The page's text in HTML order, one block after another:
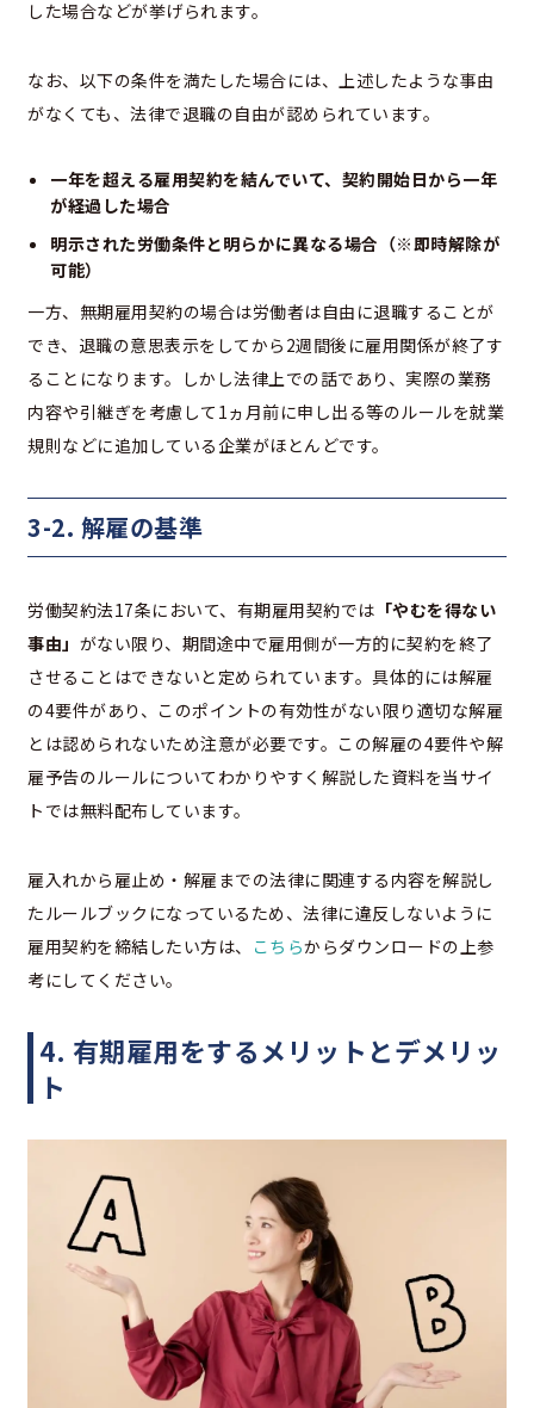
した場合などが挙げられます。
なお、以下の条件を満たした場合には、上述したような事由
がなくても、法律で退職の自由が認められています。
一年を超える雇用契約を結んでいて、契約開始日から一年
が経過した場合
明示された労働条件と明らかに異なる場合（※即時解除が
可能）
一方、無期雇用契約の場合は労働者は自由に退職することが
でき、退職の意思表示をしてから2週間後に雇用関係が終了す
ることになります。しかし法律上での話であり、実際の業務
内容や引継ぎを考慮して1ヵ月前に申し出る等のルールを就業
規則などに追加している企業がほとんどです。
3-2. 解雇の基準
労働契約法17条において、有期雇用契約では 「やむを得ない
事由」 がない限り、期間途中で雇用側が一方的に契約を終了
させることはできないと定められています。具体的には解雇
の4要件があり、このポイントの有効性がない限り適切な解雇
とは認められないため注意が必要です。この解雇の4要件や解
雇予告のルールについてわかりやすく解説した資料を当サイ
トでは無料配布しています。
雇入れから雇止め・解雇までの法律に関連する内容を解説し
たルールブックになっているため、法律に違反しないように
雇用契約を締結したい方は、 こちらからダウンロードの上参
考にしてください。
4. 有期雇用をするメリットとデメリッ
ト